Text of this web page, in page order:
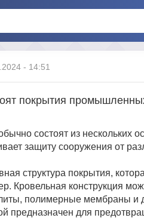
- 14:51
покрытия
состоят из нескольких
защиту сооружения от
структура покрытия,
Кровельная конструкция
полимерные мембраны и
предназначен для